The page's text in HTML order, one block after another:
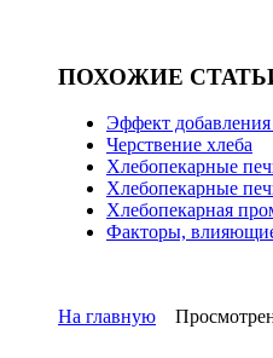
ПОХОЖИЕ
Эффект
Черствение хлеба
Хлебопекарные
Хлебопекарные
Хлебопекарная
Факторы, влияющие
На главную